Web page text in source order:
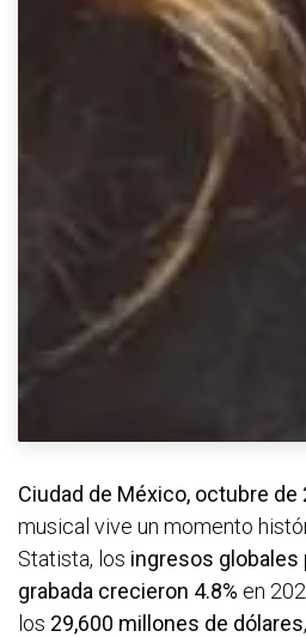
Ciudad de México, octubre de
musical vive un momento
Statista, los ingresos globales
grabada crecieron 4.8% en
los 29,600 millones de dólares